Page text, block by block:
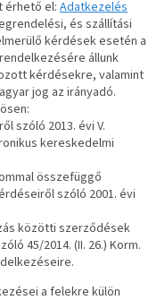
érhető el:Adatkezelés
és szállítási
kérdések esetén a
állunk
kérdésekre, valamint
jog az irányadó.
szóló 2013. évi V.
kereskedelmi
összefüggő
szóló 2001. évi
közötti szerződések
45/2014. (II. 26.) Korm.
a felekre külön